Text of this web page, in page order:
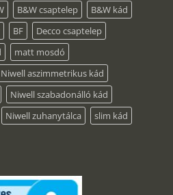
B&W csaptelep
B&W kád
BF
Decco csaptelep
matt mosdó
Niwell aszimmetrikus kád
Niwell szabadonálló kád
Niwell zuhanytálca
slim kád